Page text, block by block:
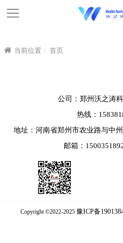
当前位置 : 首页
公司：郑州沃之涛
热线：
地址：河南省郑州市农业路与中
邮箱：
Copyright ©2022-2025 豫ICP备